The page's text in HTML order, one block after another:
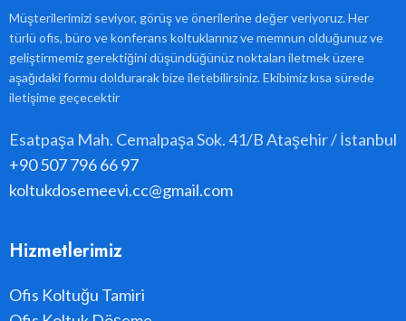
Müşterilerimizi seviyor, görüş ve önerilerine değer veriyoruz. Her
türlü ofis, büro ve konferans koltuklarınız ve memnun olduğunuz ve
geliştirmemiz gerektiğini düşündüğünüz noktaları iletmek üzere
aşağıdaki formu doldurarak bize iletebilirsiniz. Ekibimiz kısa sürede
iletişime geçecektir
Esatpaşa Mah. Cemalpaşa Sok. 41/B Ataşehir / İstanbul
+90 507 796 66 97
koltukdosemeevi.cc@gmail.com
Hizmetlerimiz
Ofis Koltuğu Tamiri